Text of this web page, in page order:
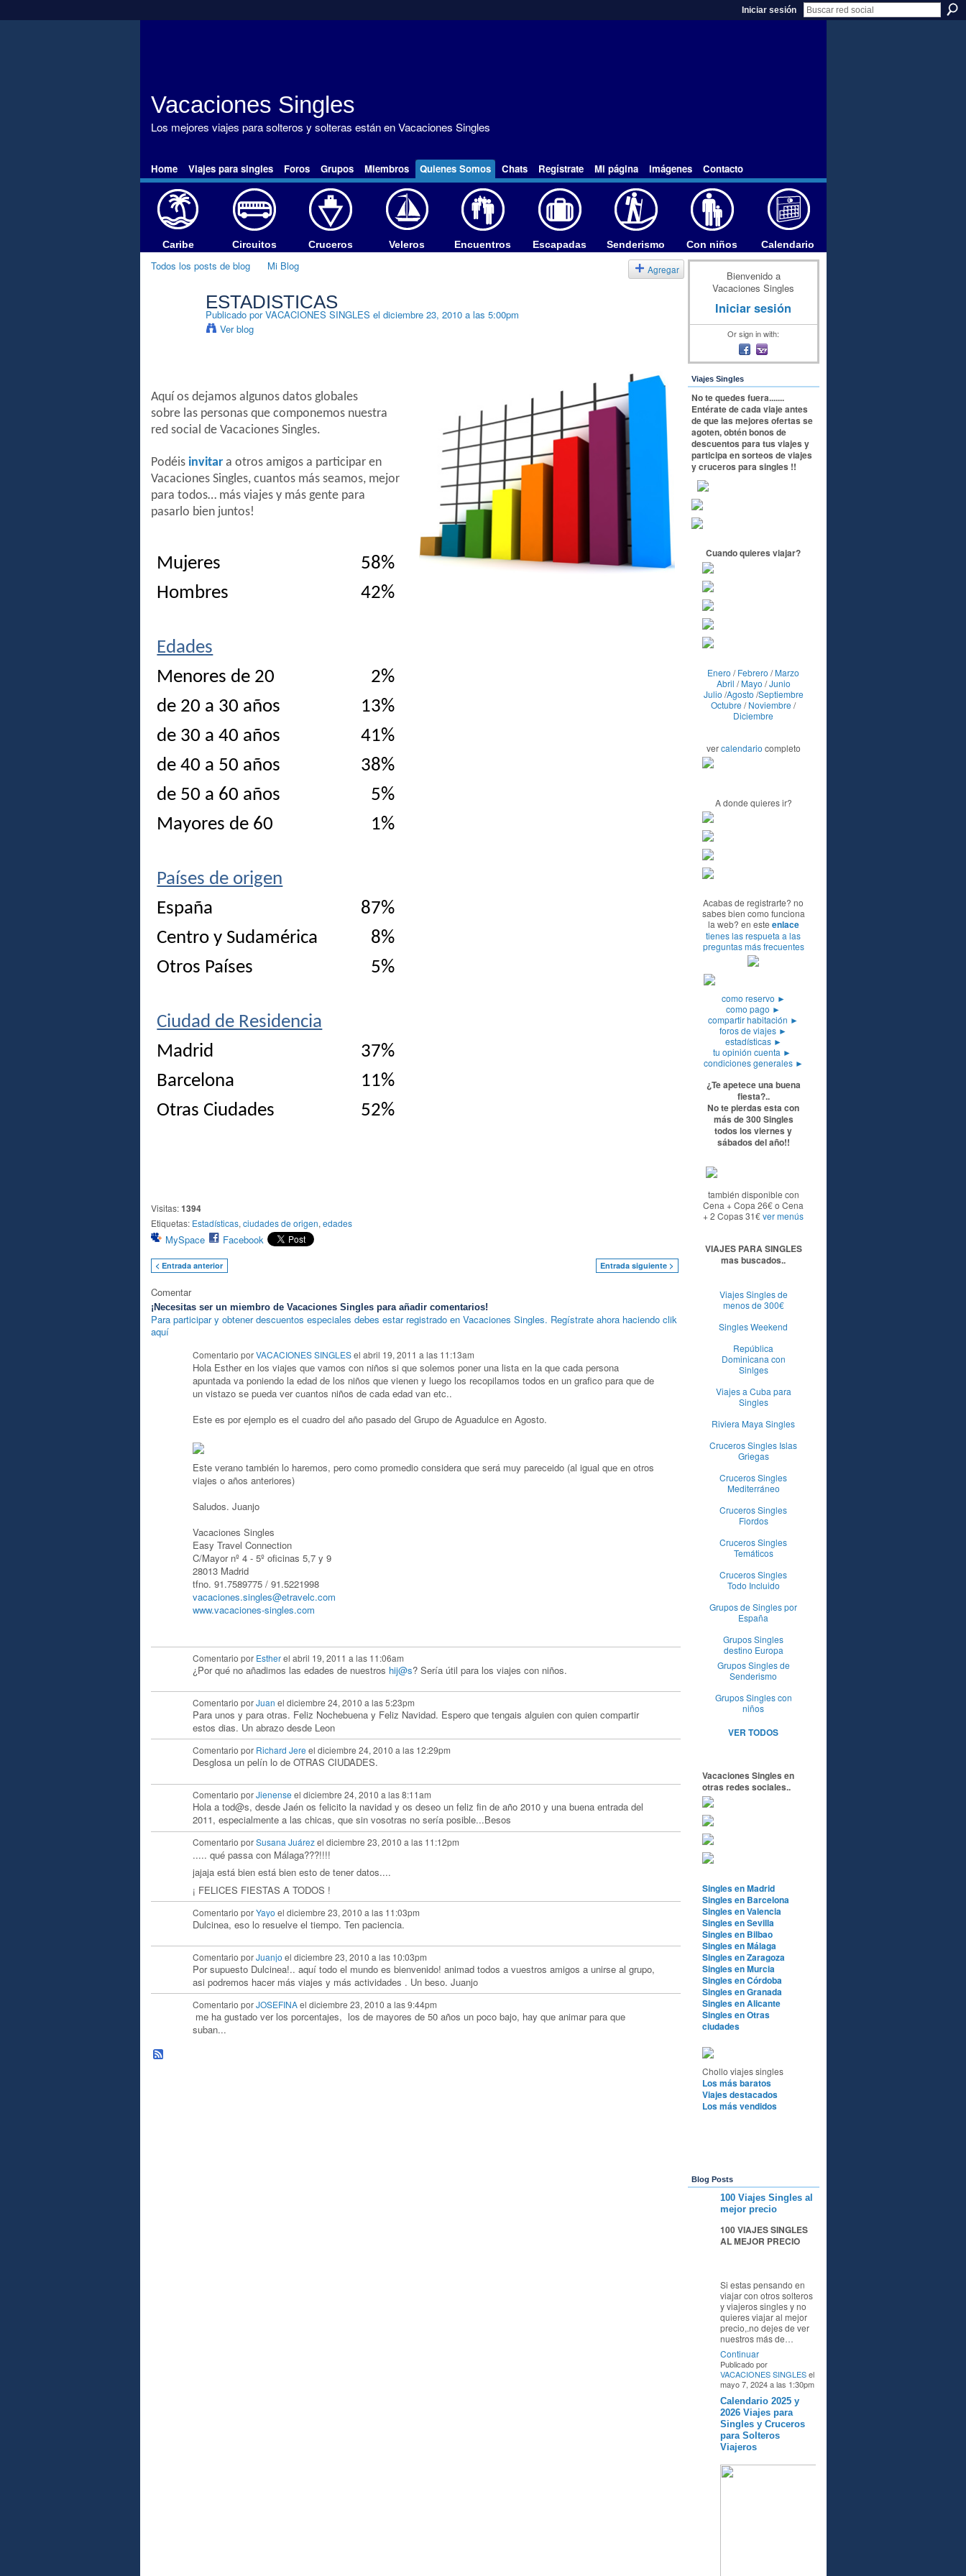
Iniciar sesión
Vacaciones Singles
Los mejores viajes para solteros y solteras están en Vacaciones Singles
Home Viajes para singles Foros Grupos Miembros Quienes Somos Chats Regístrate Mi página imágenes Contacto
Caribe Circuitos Cruceros Veleros Encuentros Escapadas Senderismo Con niños Calendario
Todos los posts de blog Mi Blog Agregar
ESTADISTICAS
Publicado porVACACIONES SINGLES el diciembre 23, 2010 a las 5:00pm
Ver blog
Aquí os dejamos algunos datos globales
sobre las personas que componemos nuestra
red social de Vacaciones Singles.
Podéis invitara otros amigos a participar en
Vacaciones Singles, cuantos más seamos, mejor
para todos… más viajes y más gente para
pasarlo bien juntos!
Mujeres
58%
Hombres
42%
Edades
Menores de 20
2%
de 20 a 30 años
13%
de 30 a 40 años
41%
de 40 a 50 años
38%
de 50 a 60 años
5%
Mayores de 60
1%
Países de origen
España
87%
Centro y Sudamérica
8%
Otros Países
5%
Ciudad de Residencia
Madrid
37%
Barcelona
11%
Otras Ciudades
52%
Visitas: 1394
Etiquetas: Estadísticas, ciudades de origen, edades
MySpace Facebook
< Entrada anterior Entrada siguiente >
Comentar
¡Necesitas ser un miembro de Vacaciones Singles para añadir comentarios!
Para participar y obtener descuentos especiales debes estar registrado en Vacaciones Singles. Regístrate ahora haciendo clik
aquí
Comentario porVACACIONES SINGLESel abril 19, 2011 a las 11:13am
Hola Esther en los viajes que vamos con niños si que solemos poner una lista en la que cada persona
apuntada va poniendo la edad de los niños que vienen y luego los recopilamos todos en un grafico para que de
un vistazo se pueda ver cuantos niños de cada edad van etc..
Este es por ejemplo es el cuadro del año pasado del Grupo de Aguadulce en Agosto.
Este verano también lo haremos, pero como promedio considera que será muy pareceido (al igual que en otros
viajes o años anteriores)
Saludos. Juanjo
Vacaciones Singles
Easy Travel Connection
C/Mayor nº 4 - 5º oficinas 5,7 y 9
28013 Madrid
tfno. 91.7589775 / 91.5221998
vacaciones.singles@etravelc.com
www.vacaciones-singles.com
Comentario por Estherel abril 19, 2011 a las 11:06am
¿Por qué no añadimos las edades de nuestros hij@s? Sería útil para los viajes con niños.
Comentario porJuan el diciembre 24, 2010 a las 5:23pm
Para unos y para otras. Feliz Nochebuena y Feliz Navidad. Espero que tengais alguien con quien compartir
estos dias. Un abrazo desde Leon
Comentario por Richard Jere el diciembre 24, 2010 a las 12:29pm
Desglosa un pelín lo de OTRAS CIUDADES.
Comentario porJienense el diciembre 24, 2010 a las 8:11am
Hola a tod@s, desde Jaén os felicito la navidad y os deseo un feliz fin de año 2010 y una buena entrada del
2011, especialmente a las chicas, que sin vosotras no sería posible...Besos
Comentario porSusana Juárezel diciembre 23, 2010 a las 11:12pm
..... qué passa con Málaga???!!!!
jajaja está bien está bien esto de tener datos....
¡ FELICES FIESTAS A TODOS !
Comentario porYayo el diciembre 23, 2010 a las 11:03pm
Dulcinea, eso lo resuelve el tiempo. Ten paciencia.
Comentario porJuanjo el diciembre 23, 2010 a las 10:03pm
Por supuesto Dulcinea!.. aquí todo el mundo es bienvenido! animad todos a vuestros amigos a unirse al grupo,
asi podremos hacer más viajes y más actividades . Un beso. Juanjo
Comentario porJOSEFINAel diciembre 23, 2010 a las 9:44pm
me ha gustado ver los porcentajes, los de mayores de 50 años un poco bajo, hay que animar para que
suban...
Bienvenido a
Vacaciones Singles
Iniciar sesión
Or sign in with:
Viajes Singles
No te quedes fuera.......
Entérate de cada viaje antes
de que las mejores ofertas se
agoten, obtén bonos de
descuentos para tus viajes y
participa en sorteos de viajes
y cruceros para singles !!
Cuando quieres viajar?
Enero /Febrero /Marzo
Abril /Mayo /Junio
Julio /Agosto /Septiembre
Octubre /Noviembre /
Diciembre
vercalendario completo
A donde quieres ir?
Acabas de registrarte? no
sabes bien como funciona
la web? en este enlace
tienes las respueta a las
preguntas más frecuentes
como reservo ►
como pago ►
compartir habitación ►
foros de viajes ►
estadísticas ►
tu opinión cuenta ►
condiciones generales ►
¿Te apetece una buena
fiesta?..
No te pierdas esta con
más de 300 Singles
todos los viernes y
sábados del año!!
también disponible con
Cena + Copa 26€ o Cena
+ 2 Copas 31€ver menús
VIAJES PARA SINGLES
mas buscados..
Viajes Singles de
menos de 300€
Singles Weekend
República
Dominicana con
Sinlges
Viajes a Cuba para
Singles
Riviera Maya Singles
Cruceros Singles Islas
Griegas
Cruceros Singles
Mediterráneo
Cruceros Singles
Fiordos
Cruceros Singles
Temáticos
Cruceros Singles
Todo Incluido
Grupos de Singles por
España
Grupos Singles
destino Europa
Grupos Singles de
Senderismo
Grupos Singles con
niños
VER TODOS
Vacaciones Singles en
otras redes sociales..
Singles en Madrid
Singles en Barcelona
Singles en Valencia
Singles en Sevilla
Singles en Bilbao
Singles en Málaga
Singles en Zaragoza
Singles en Murcia
Singles en Córdoba
Singles en Granada
Singles en Alicante
Singles en Otras
ciudades
Chollo viajes singles
Los más baratos
Viajes destacados
Los más vendidos
Blog Posts
100 Viajes Singles al
mejor precio
100 VIAJES SINGLES
AL MEJOR PRECIO
Si estas pensando en
viajar con otros solteros
y viajeros singles y no
quieres viajar al mejor
precio,.no dejes de ver
nuestros más de…
Continuar
Publicado por
VACACIONES SINGLESel
mayo 7, 2024 a las 1:30pm
Calendario 2025 y
2026 Viajes para
Singles y Cruceros
para Solteros
Viajeros